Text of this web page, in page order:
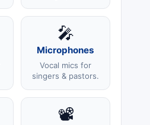
🎤
Microphones
Vocal mics for
singers & pastors.
📽️